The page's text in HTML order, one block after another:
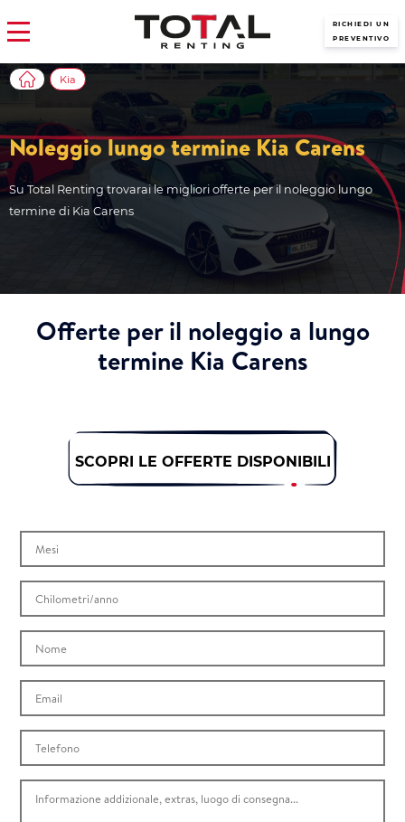
RICHIEDI UN
PREVENTIVO
Noleggio lungo termine Kia Carens
Su Total Renting trovarai le migliori offerte per il noleggio lungo
termine di Kia Carens
Kia
Offerte per il noleggio a lungo
termine Kia Carens
SCOPRI LE OFFERTE DISPONIBILI